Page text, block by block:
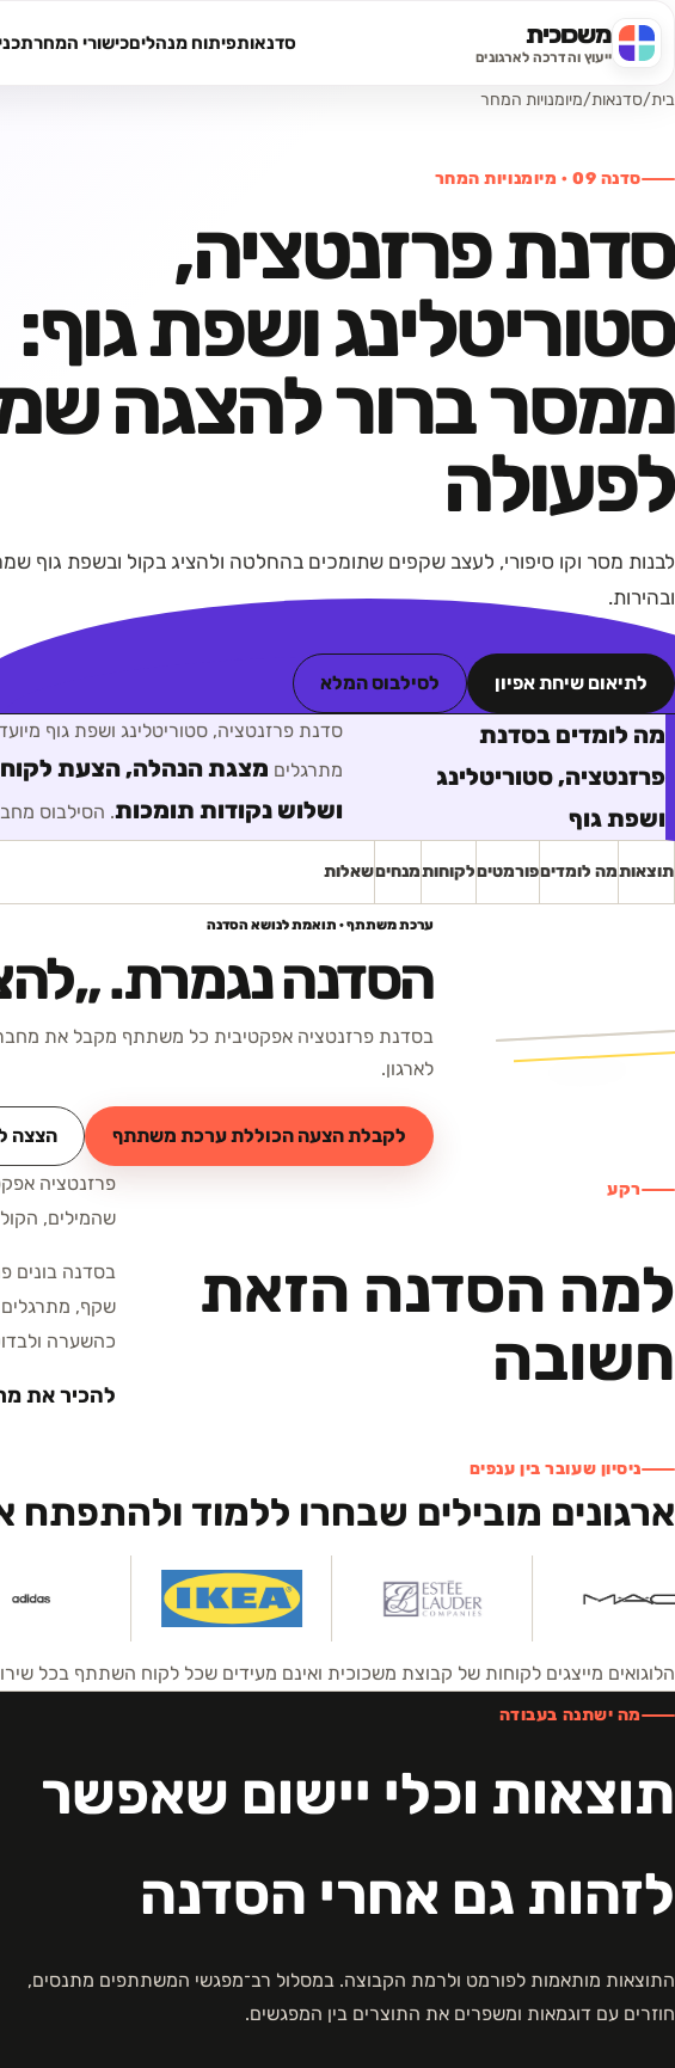
משכוכית
ייעוץ והדרכה לארגונים
סדנאותפיתוח מנהליםכישורי המחר חיפוש באתר
בית/סדנאות/מיומנויות המחר
סדנה 09
· מיומנויות המחר
סדנת פרזנטציה,
סטוריטלינג ושפת גוף:
ממסר ברור להצגה
לפעולה
לבנות מסר וקו סיפורי, לעצב שקפים שתומכים בהחלטה ולהציג בקול ובשפת גוף
ובהירות.
לתיאום שיחת אפיון לסילבוס המלא
מה לומדים בסדנת
פרזנטציה, סטוריטלינג
ושפת גוף
סדנת פרזנטציה, סטוריטלינג ושפת גוף
מתרגלים מצגת הנהלה, הצעת
ושלוש נקודות תומכות. הסילבוס
תוצאותמה לומדיםפורמטיםלקוחותמנחיםשאלות
ערכת משתתף · תואמת לנושא הסדנה
הסדנה נגמרת. „
בסדנת פרזנטציה אפקטיבית כל משתתף מקבל את
לארגון.
לקבלת הצעה הכוללת ערכת משתתף הצצה
רקע
למה הסדנה הזאת
חשובה
פרזנטציה
שהמילים,
בסדנה בונים
שקף, מתרגלים
כהשערה
להכיר את
ניסיון שעובר בין ענפים
ארגונים מובילים שבחרו ללמוד ולהתפתח
הלוגואים מייצגים לקוחות של קבוצת משכוכית ואינם מעידים שכל לקוח השתתף בכל
מה ישתנה בעבודה
תוצאות וכלי יישום שאפשר
לזהות גם אחרי הסדנה
התוצאות מותאמות לפורמט ולרמת הקבוצה. במסלול רב־מפגשי המשתתפים מתנסים,
חוזרים עם דוגמאות ומשפרים את התוצרים בין המפגשים.